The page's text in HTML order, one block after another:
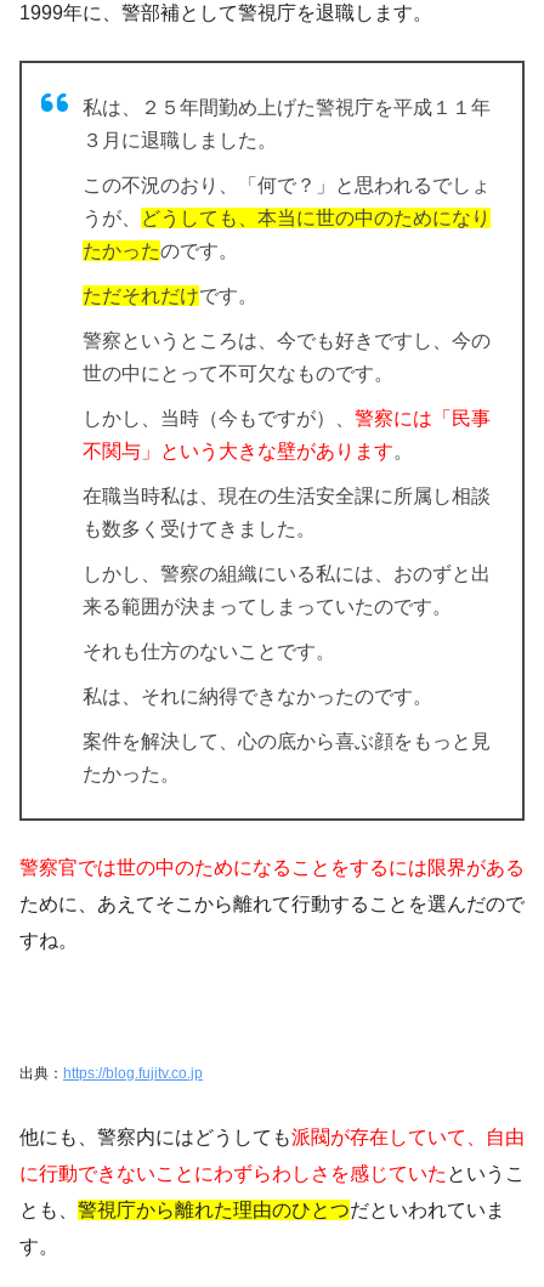
1999年に、警部補として警視庁を退職します。
私は、２５年間勤め上げた警視庁を平成１１年
３月に退職しました。
この不況のおり、「何で？」と思われるでしょ
うが、
どうしても、本当に世の中のためになり
たかったのです。
ただそれだけです。
警察というところは、今でも好きですし、今の
世の中にとって不可欠なものです。
しかし、当時（今もですが）、 警察には「民事
不関与」という大きな壁があります。
在職当時私は、現在の生活安全課に所属し相談
も数多く受けてきました。
しかし、 警察の組織にいる私には、おのずと出
来る範囲が決まってしまっていたのです。
それも仕方のないことです。
私は、それに納得できなかったのです。
案件を解決して、心の底から喜ぶ顔をもっと見
たかった。
警察官では世の中のためになることをするには限界がある
ために、あえてそこから離れて行動することを選んだので
すね。
出典： https://blog.fujitv.co.jp
他にも、警察内にはどうしても派閥が存在していて、自由
に行動できないことにわずらわしさを感じていた というこ
とも、 警視庁から離れた理由のひとつだといわれていま
す。